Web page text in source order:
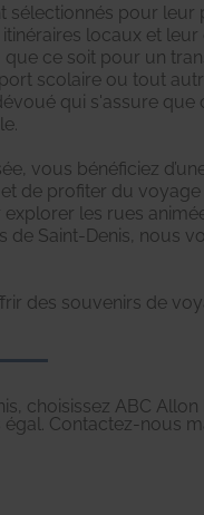
sélectionnés pour leur
locaux et
que ce soit pour un
scolaire ou tout
qui s'assure que
vous bénéficiez
de profiter du voyage
les rues
de Saint-Denis, nous
des souvenirs de
choisissez ABC
Contactez-nous